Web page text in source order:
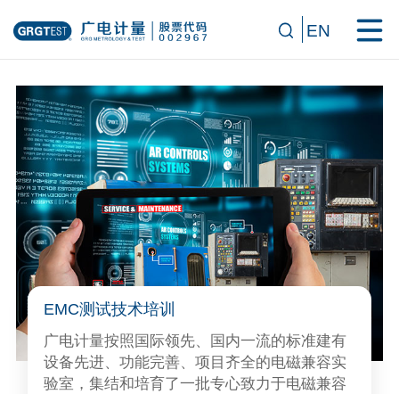
EN
EMC测试技术培训
广电计量按照国际领先、国内一流的标准建有
设备先进、功能完善、项目齐全的电磁兼容实
验室，集结和培育了一批专心致力于电磁兼容